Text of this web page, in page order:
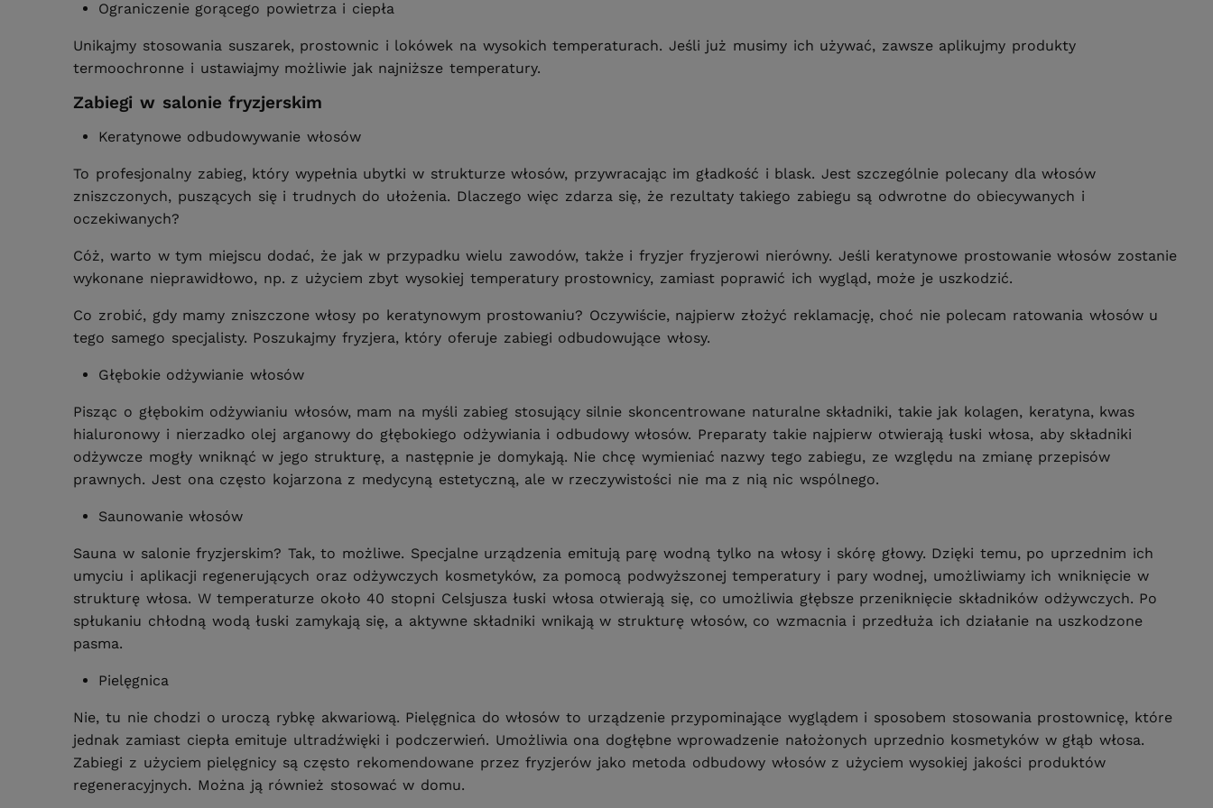
Ograniczenie gorącego powietrza i ciepła
Unikajmy stosowania suszarek, prostownic i lokówek na wysokich temperaturach. Jeśli już musimy ich używać, zawsze aplikujmy produkty
termoochronne i ustawiajmy możliwie jak najniższe temperatury.
Zabiegi w salonie fryzjerskim
Keratynowe odbudowywanie włosów
To profesjonalny zabieg, który wypełnia ubytki w strukturze włosów, przywracając im gładkość i blask. Jest szczególnie polecany dla włosów
zniszczonych, puszących się i trudnych do ułożenia. Dlaczego więc zdarza się, że rezultaty takiego zabiegu są odwrotne do obiecywanych i
oczekiwanych?
Cóż, warto w tym miejscu dodać, że jak w przypadku wielu zawodów, także i fryzjer fryzjerowi nierówny. Jeśli keratynowe prostowanie włosów zostanie
wykonane nieprawidłowo, np. z użyciem zbyt wysokiej temperatury prostownicy, zamiast poprawić ich wygląd, może je uszkodzić.
Co zrobić, gdy mamy zniszczone włosy po keratynowym prostowaniu? Oczywiście, najpierw złożyć reklamację, choć nie polecam ratowania włosów u
tego samego specjalisty. Poszukajmy fryzjera, który oferuje zabiegi odbudowujące włosy.
Głębokie odżywianie włosów
Pisząc o głębokim odżywianiu włosów, mam na myśli zabieg stosujący silnie skoncentrowane naturalne składniki, takie jak kolagen, keratyna, kwas
hialuronowy i nierzadko olej arganowy do głębokiego odżywiania i odbudowy włosów. Preparaty takie najpierw otwierają łuski włosa, aby składniki
odżywcze mogły wniknąć w jego strukturę, a następnie je domykają. Nie chcę wymieniać nazwy tego zabiegu, ze względu na zmianę przepisów
prawnych. Jest ona często kojarzona z medycyną estetyczną, ale w rzeczywistości nie ma z nią nic wspólnego.
Saunowanie włosów
Sauna w salonie fryzjerskim? Tak, to możliwe. Specjalne urządzenia emitują parę wodną tylko na włosy i skórę głowy. Dzięki temu, po uprzednim ich
umyciu i aplikacji regenerujących oraz odżywczych kosmetyków, za pomocą podwyższonej temperatury i pary wodnej, umożliwiamy ich wniknięcie w
strukturę włosa. W temperaturze około 40 stopni Celsjusza łuski włosa otwierają się, co umożliwia głębsze przeniknięcie składników odżywczych. Po
spłukaniu chłodną wodą łuski zamykają się, a aktywne składniki wnikają w strukturę włosów, co wzmacnia i przedłuża ich działanie na uszkodzone
pasma.
Pielęgnica
Nie, tu nie chodzi o uroczą rybkę akwariową. Pielęgnica do włosów to urządzenie przypominające wyglądem i sposobem stosowania prostownicę, które
jednak zamiast ciepła emituje ultradźwięki i podczerwień. Umożliwia ona dogłębne wprowadzenie nałożonych uprzednio kosmetyków w głąb włosa.
Zabiegi z użyciem pielęgnicy są często rekomendowane przez fryzjerów jako metoda odbudowy włosów z użyciem wysokiej jakości produktów
regeneracyjnych. Można ją również stosować w domu.